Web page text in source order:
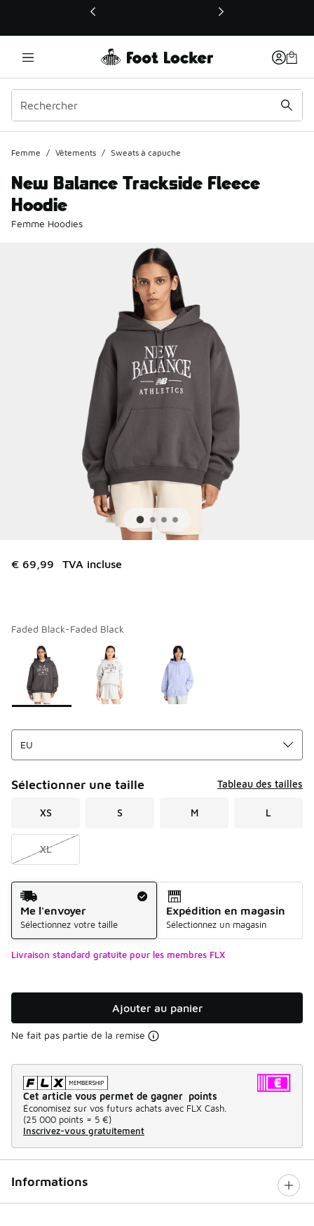
Ce lien ouvrira une nouvelle fenêtre
Femme / Vêtements / Sweats à capuche
New Balance Trackside Fleece
Hoodie
Femme Hoodies
€ 69,99 TVA incluse
Faded Black-Faded Black
Page 1 sur 1 affichant 1 à 3 des 3 couleurs.
Merci de sélectionner un style
Sélectionner une taille Tableau des tailles
XS S M L
XL
Mode d'expédition
Me l'envoyer
Sélectionnez votre taille
Expédition en magasin
Sélectionnez un magasin
Livraison standard gratuite pour les membres FLX
Ajouter au panier
Ne fait pas partie de la remise
Cet article vous permet de gagner points
Économisez sur vos futurs achats avec FLX Cash.
(25 000 points = 5 €)
Inscrivez-vous gratuitement
Informations